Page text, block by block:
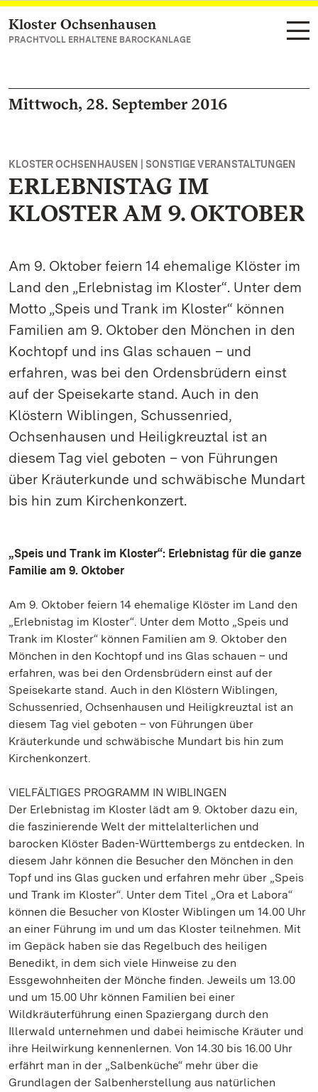
Zum Hauptinhalt springen
Kloster Ochsenhausen
PRACHTVOLL ERHALTENE BAROCKANLAGE
Mittwoch, 28. September 2016
KLOSTER OCHSENHAUSEN | SONSTIGE VERANSTALTUNGEN
ERLEBNISTAG IM
KLOSTER AM 9. OKTOBER
Am 9. Oktober feiern 14 ehemalige Klöster im
Land den „Erlebnistag im Kloster“. Unter dem
Motto „Speis und Trank im Kloster“ können
Familien am 9. Oktober den Mönchen in den
Kochtopf und ins Glas schauen – und
erfahren, was bei den Ordensbrüdern einst
auf der Speisekarte stand. Auch in den
Klöstern Wiblingen, Schussenried,
Ochsenhausen und Heiligkreuztal ist an
diesem Tag viel geboten – von Führungen
über Kräuterkunde und schwäbische Mundart
bis hin zum Kirchenkonzert.
„Speis und Trank im Kloster“: Erlebnistag für die ganze
Familie am 9. Oktober
Am 9. Oktober feiern 14 ehemalige Klöster im Land den
„Erlebnistag im Kloster“. Unter dem Motto „Speis und
Trank im Kloster“ können Familien am 9. Oktober den
Mönchen in den Kochtopf und ins Glas schauen – und
erfahren, was bei den Ordensbrüdern einst auf der
Speisekarte stand. Auch in den Klöstern Wiblingen,
Schussenried, Ochsenhausen und Heiligkreuztal ist an
diesem Tag viel geboten – von Führungen über
Kräuterkunde und schwäbische Mundart bis hin zum
Kirchenkonzert.
VIELFÄLTIGES PROGRAMM IN WIBLINGEN
Der Erlebnistag im Kloster lädt am 9. Oktober dazu ein,
die faszinierende Welt der mittelalterlichen und
barocken Klöster Baden-Württembergs zu entdecken. In
diesem Jahr können die Besucher den Mönchen in den
Topf und ins Glas gucken und erfahren mehr über „Speis
und Trank im Kloster“. Unter dem Titel „Ora et Labora“
können die Besucher von Kloster Wiblingen um 14.00 Uhr
an einer Führung im und um das Kloster teilnehmen. Mit
im Gepäck haben sie das Regelbuch des heiligen
Benedikt, in dem sich viele Hinweise zu den
Essgewohnheiten der Mönche finden. Jeweils um 13.00
und um 15.00 Uhr können Familien bei einer
Wildkräuterführung einen Spaziergang durch den
Illerwald unternehmen und dabei heimische Kräuter und
ihre Heilwirkung kennenlernen. Von 14.30 bis 16.00 Uhr
erfährt man in der „Salbenküche“ mehr über die
Grundlagen der Salbenherstellung aus natürlichen